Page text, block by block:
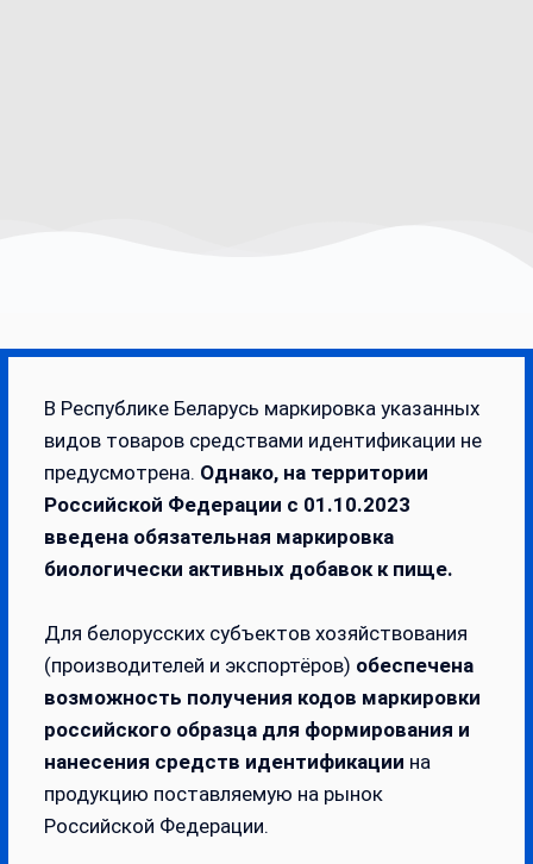
В Республике Беларусь маркировка указанных
видов товаров средствами идентификации не
предусмотрена. Однако, на территории
Российской Федерации с 01.10.2023
введена обязательная маркировка
биологически активных добавок к пище.
Для белорусских субъектов хозяйствования
(производителей и экспортёров) обеспечена
возможность получения кодов маркировки
российского образца для формирования и
нанесения средств идентификации на
продукцию поставляемую на рынок
Российской Федерации.